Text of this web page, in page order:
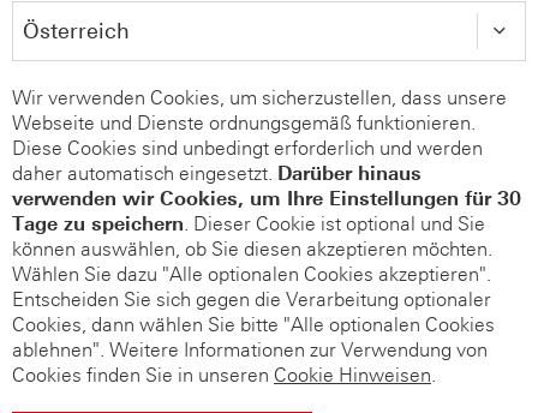
Wir verwenden Cookies, um sicherzustellen, dass unsere
Webseite und Dienste ordnungsgemäß funktionieren.
Diese Cookies sind unbedingt erforderlich und werden
daher automatisch eingesetzt. Darüber hinaus
verwenden wir Cookies, um Ihre Einstellungen für 30
Tage zu speichern. Dieser Cookie ist optional und Sie
können auswählen, ob Sie diesen akzeptieren möchten.
Wählen Sie dazu "Alle optionalen Cookies akzeptieren".
Entscheiden Sie sich gegen die Verarbeitung optionaler
Cookies, dann wählen Sie bitte "Alle optionalen Cookies
ablehnen". Weitere Informationen zur Verwendung von
Cookies finden Sie in unseren Cookie Hinweisen.